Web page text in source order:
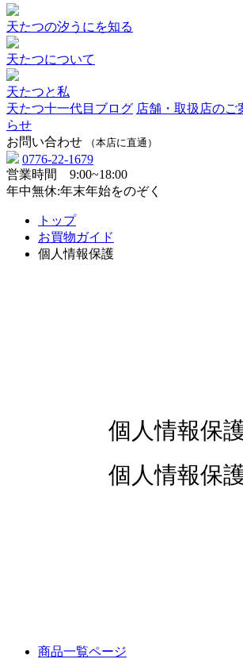
天たつの汐うにを知る
天たつについて
天たつと私
天たつ十一代目ブログ 店舗・取扱店のご
らせ
お問い合わせ
（本店に直通）
0776-22-1679
営業時間 9:00~18:00
年中無休:年末年始をのぞく
トップ
お買物ガイド
個人情報保護
個人情報保
個人情報保
商品一覧ページ